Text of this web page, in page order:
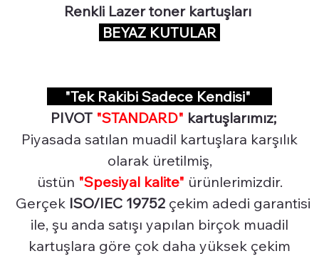
Renkli Lazer toner kartuşları
BEYAZ KUTULAR
"Tek Rakibi Sadece Kendisi"
PIVOT "STANDARD" kartuşlarımız;
Piyasada satılan muadil kartuşlara karşılık
olarak üretilmiş,
üstün "Spesiyal kalite" ürünlerimizdir.
Gerçek ISO/IEC 19752 çekim adedi garantisi
ile, şu anda satışı yapılan birçok muadil
kartuşlara göre çok daha yüksek çekim